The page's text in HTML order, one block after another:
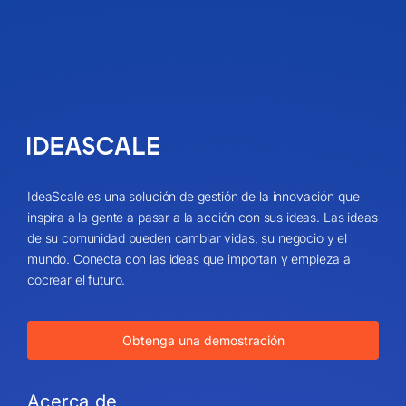
IdeaScale es una solución de gestión de la innovación que
inspira a la gente a pasar a la acción con sus ideas. Las ideas
de su comunidad pueden cambiar vidas, su negocio y el
mundo. Conecta con las ideas que importan y empieza a
cocrear el futuro.
Obtenga una demostración
Acerca de